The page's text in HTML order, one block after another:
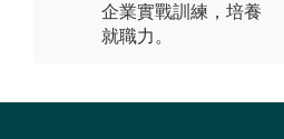
企業實戰訓練，培養
就職力。